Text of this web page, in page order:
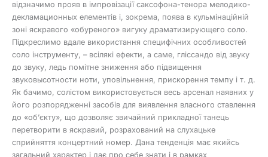
відзначимо прояв в імпровізації саксофона-тенора мелодико-
декламационных елементів і, зокрема, поява в кульмінаційній
зоні яскравого «обуреного» вигуку драматизирующего соло.
Підкреслимо вдале використання специфічних особливостей
соло інструменту, – всілякі ефекти, а саме, гліссандо від звуку
до звуку, ледь помітне зниження або підвищення
звуковысотности ноти, уповільнення, прискорення темпу і т. д.
Як бачимо, солістом використовується весь арсенал наявних у
його розпорядженні засобів для виявлення власного ставлення
до «об’єкту», що дозволяє звичайний прикладної танець
перетворити в яскравий, розрахований на слухацьке
сприйняття концертний номер. Дана тенденція має якийсь
загальний характер і дає про себе знати і в рамках